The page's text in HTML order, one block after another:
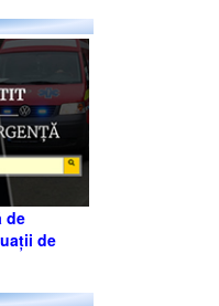
de
de